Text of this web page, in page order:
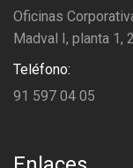
Oficinas
Madval I, planta 1,
Teléfono:
91 597 04 05